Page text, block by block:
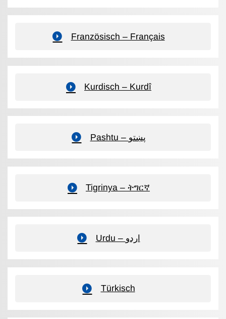
Französisch – Français
Kurdisch – Kurdî
Pashtu – پښتو
Tigrinya – ትግርኛ
Urdu – اردو
Türkisch